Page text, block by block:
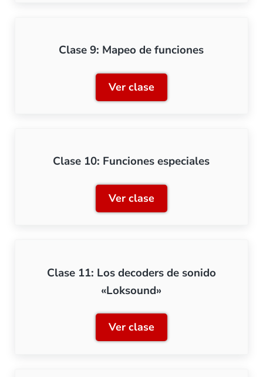
Clase 9: Mapeo de funciones
Ver claseClase 9: Mapeo de
Clase 10: Funciones especiales
Ver claseClase 10: Funciones
Clase 11: Los decoders de sonido
«Loksound»
Ver claseClase 11: Los decoders